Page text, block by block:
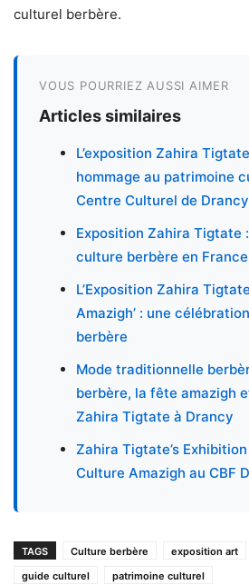
culturel berbère.
VOUS POURRIEZ AUSSI AIMER
Articles similaires
L’exposition Zahira
hommage au patrimoine
Centre Culturel de Drancy
Exposition Zahira Tigtate
culture berbère en France
L’Exposition Zahira
Amazigh’ : une
berbère
Mode traditionnelle
berbère, la fête amazigh
Zahira Tigtate à Drancy
Zahira Tigtate’s
Culture Amazigh au CBF
TAGS Culture berbère exposition art
guide culturel
patrimoine culturel